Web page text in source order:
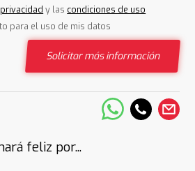
y las condiciones de uso
para el uso de mis datos
Solicitar más información
feliz por...